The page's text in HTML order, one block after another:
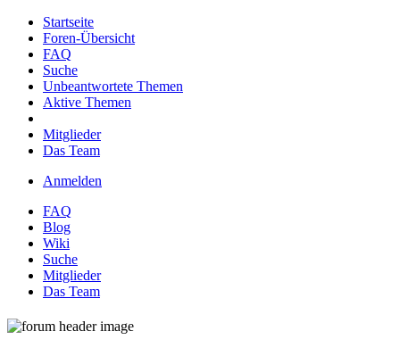
Startseite
Foren-Übersicht
FAQ
Suche
Unbeantwortete Themen
Aktive Themen
Mitglieder
Das Team
Anmelden
FAQ
Blog
Wiki
Suche
Mitglieder
Das Team